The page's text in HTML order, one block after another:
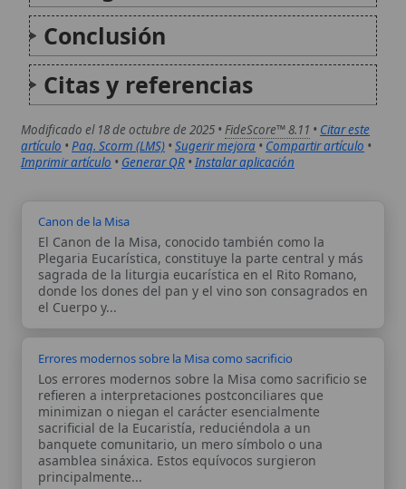
Errores modernos sobre la Misa como sacrificio
Los errores modernos sobre la Misa como sacrificio se
minimizan o niegan el carácter esencialmente
sacrificial de la Eucaristía, reduciéndola a un
asamblea sináxica. Estos equívocos surgieron
principalmente...
Artículo supervisado por el Comité
editorial de Wikitólica. Las afirmaciones
del artículo están basadas y contrastadas
usando fuentes catolicas: escritos
patrísticos, de santos, artículos
magisteriales y documentos oficiales de
la Iglesia.Proceso editorial →
Wikitólica © 2026. Enciclopedia del patrimonio doctrinal,
histórico y litúrgico de la Iglesia Católica. Parte de la red formativa
deCurso Católico,Buscador Católico